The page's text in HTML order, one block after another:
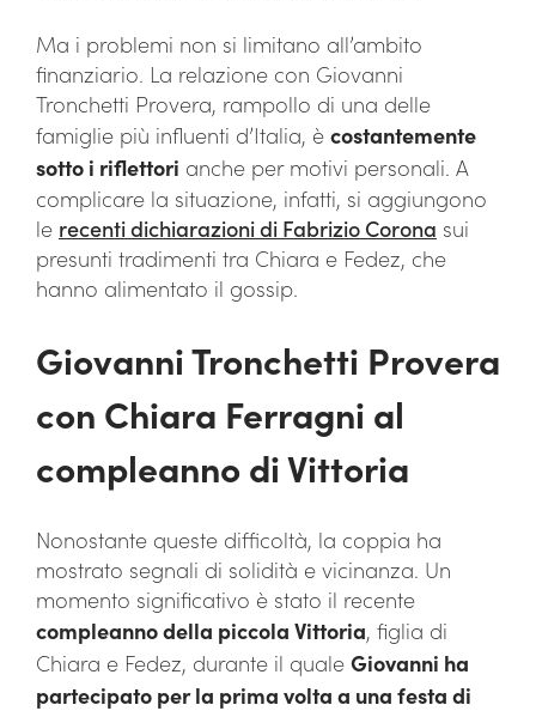
Ma i problemi non si limitano all’ambito
finanziario. La relazione con Giovanni
Tronchetti Provera, rampollo di una delle
famiglie più influenti d’Italia, è costantemente
sotto i riflettori anche per motivi personali. A
complicare la situazione, infatti, si aggiungono
le recenti dichiarazioni di Fabrizio Corona sui
presunti tradimenti tra Chiara e Fedez, che
hanno alimentato il gossip.
Giovanni Tronchetti Provera
con Chiara Ferragni al
compleanno di Vittoria
Nonostante queste difficoltà, la coppia ha
mostrato segnali di solidità e vicinanza. Un
momento significativo è stato il recente
compleanno della piccola Vittoria, figlia di
Chiara e Fedez, durante il quale Giovanni ha
partecipato per la prima volta a una festa di